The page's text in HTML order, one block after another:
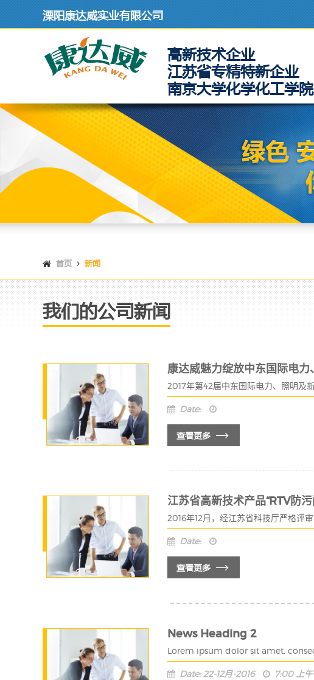
溧阳康达威实业有限公司
高新技术企业
江苏省专精特新企业
南京大学化学化工学
首页 新闻
我们的公司新闻
康达威魅力绽放中东国际电
2017年第42届中东国际电力、照明及
Date:
查看更多
江苏省高新技术产品“RTV防
2016年12月，经江苏省科技厅严格评
Date:
查看更多
News Heading 2
Lorem ipsum dolor sit amet,
Date: 22-12月-2016 7:00 上午